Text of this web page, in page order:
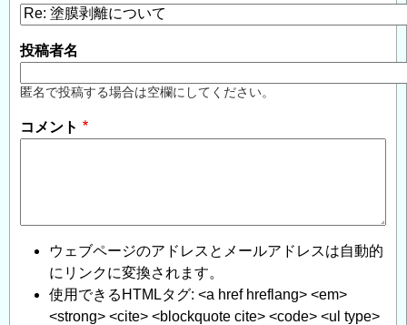
投稿者名
匿名で投稿する場合は空欄にしてください。
コメント
ウェブページのアドレスとメールアドレスは自動的
にリンクに変換されます。
使用できるHTMLタグ: <a href hreflang> <em>
<strong> <cite> <blockquote cite> <code> <ul type>